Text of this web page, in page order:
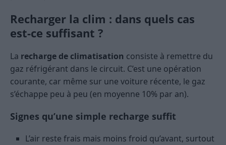
Recharger la clim : dans quels cas
est-ce suffisant ?
La recharge de climatisation consiste à remettre du
gaz réfrigérant dans le circuit. C’est une opération
courante, car même sur une voiture récente, le gaz
s’échappe peu à peu (en moyenne 10% par an).
Signes qu’une simple recharge suffit
L’air reste frais mais moins froid qu’avant, surtout